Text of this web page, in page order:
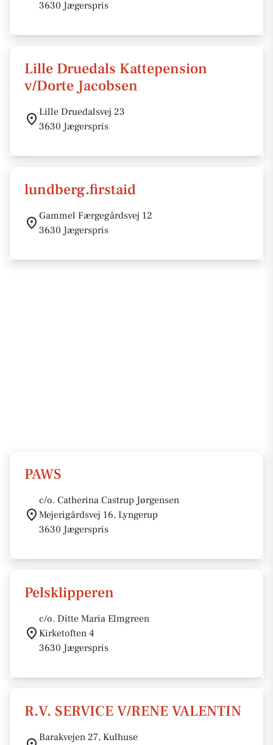
3630 Jægerspris
Lille Druedals Kattepension
v/Dorte Jacobsen
Lille Druedalsvej 23
3630 Jægerspris
lundberg.firstaid
Gammel Færgegårdsvej 12
3630 Jægerspris
PAWS
c/o. Catherina Castrup Jørgensen
Mejerigårdsvej 16, Lyngerup
3630 Jægerspris
Pelsklipperen
c/o. Ditte Maria Elmgreen
Kirketoften 4
3630 Jægerspris
R.V. SERVICE V/RENE VALENTIN
Barakvejen 27, Kulhuse